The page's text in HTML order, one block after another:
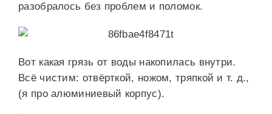
разобралось без проблем и поломок.
Вот какая грязь от воды накопилась внутри.
Всё чистим: отвёрткой, ножом, тряпкой и т. д.,
(я про алюминиевый корпус).